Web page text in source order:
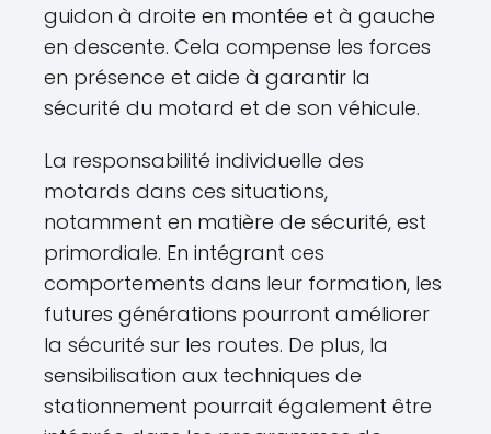
guidon à droite en montée et à gauche
en descente. Cela compense les forces
en présence et aide à garantir la
sécurité du motard et de son véhicule.
La responsabilité individuelle des
motards dans ces situations,
notamment en matière de sécurité, est
primordiale. En intégrant ces
comportements dans leur formation, les
futures générations pourront améliorer
la sécurité sur les routes. De plus, la
sensibilisation aux techniques de
stationnement pourrait également être